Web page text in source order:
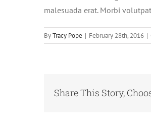
malesuada erat. Morbi
ByTracy Pope | February 28th, 2016 |
Share This Story,